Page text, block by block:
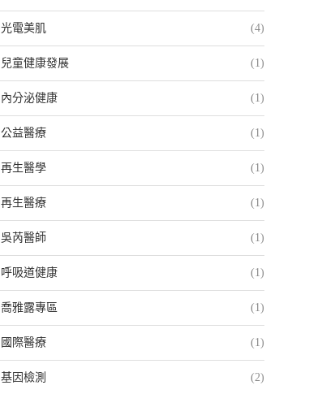
光電美肌 (4)
兒童健康發展 (1)
內分泌健康 (1)
公益醫療 (1)
再生醫學 (1)
再生醫療 (1)
吳芮醫師 (1)
呼吸道健康 (1)
喬雅露專區 (1)
國際醫療 (1)
基因檢測 (2)